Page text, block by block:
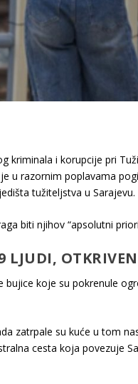
kriminala i korupcije pri
u razornim poplavama
tužiteljstva u Sarajevu.
biti njihov “apsolutni
LJUDI,
bujice koje su pokrenule
zatrpale su kuće u tom
cesta koja povezuje